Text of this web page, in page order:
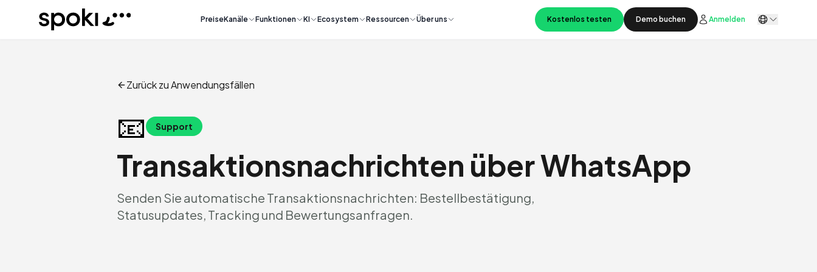
Spoki PreiseKanäle Funktionen KI Ecosystem Ressourcen Über uns Kostenlos testen Demo buchen Anmelden
Zurück zu Anwendungsfällen
📧 Support
Transaktionsnachrichten über WhatsApp
Senden Sie automatische Transaktionsnachrichten: Bestellbestätigung,
Statusupdates, Tracking und Bewertungsanfragen.